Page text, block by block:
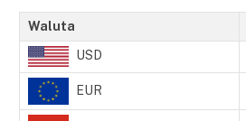
Waluta
USD
EUR